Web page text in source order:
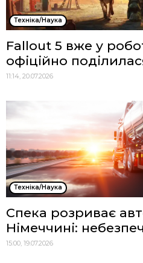
Техніка/Наука
Fallout 5 вже у
офіційно
11:14, 20.07.2026
Техніка/Наука
Спека розриває
Німеччині:
15:00, 19.07.2026